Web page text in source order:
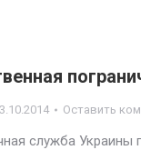
Оставить
служба